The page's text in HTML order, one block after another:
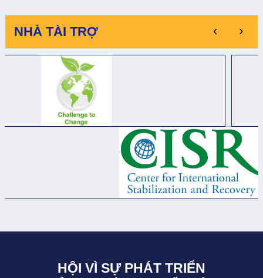
NHÀ TÀI TRỢ ‹ ›
HỘI VÌ SỰ PHÁT TRIỂN